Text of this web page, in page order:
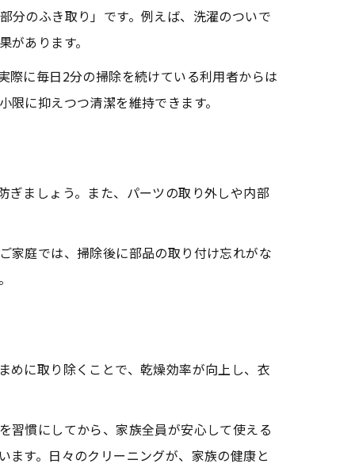
分のふき取り」です。例えば、洗濯のついで
あります。
際に毎日2分の掃除を続けている利用者からは
に抑えつつ清潔を維持できます。
ぎましょう。また、パーツの取り外しや内部
家庭では、掃除後に部品の取り付け忘れがな
めに取り除くことで、乾燥効率が向上し、衣
習慣にしてから、家族全員が安心して使える
す。日々のクリーニングが、家族の健康と